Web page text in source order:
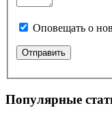
Оповещать о
Популярные